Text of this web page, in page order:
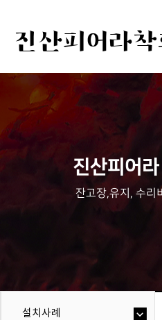
진산피어라착
진산피어
잔고장,유지, 수리
설치사례